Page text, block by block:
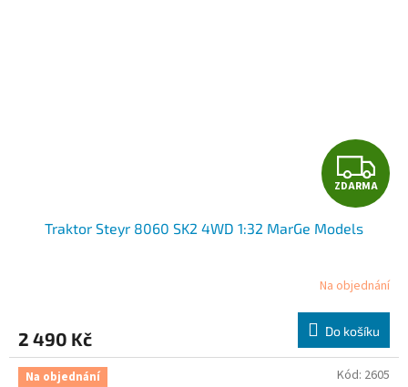
Z
D
R
M
A
ZDARMA
Traktor Steyr 8060 SK2 4WD 1:32 MarGe Models
Na objednání
2 490 Kč Do košíku
Na objednání Kód: 2605